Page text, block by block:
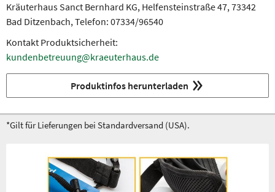
Kräuterhaus Sanct Bernhard KG, Helfensteinstraße 47, 73342
Bad Ditzenbach, Telefon: 07334/96540
Kontakt Produktsicherheit:
kundenbetreuung@kraeuterhaus.de
Produktinfos herunterladen
*Gilt für Lieferungen bei Standardversand (USA).